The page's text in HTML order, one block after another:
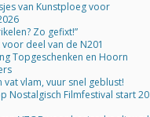
van Kunstploeg voor
Zo gefixt!”
deel van de N201
Topgeschenken en Hoorn
vat vlam, vuur snel geblust!
Nostalgisch Filmfestival start 20